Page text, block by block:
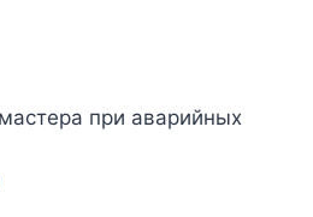
при аварийных